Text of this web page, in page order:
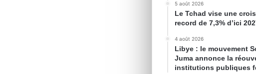
5 août 2026
Le Tchad vise une
record de 7,3% d’ici
4 août 2026
Libye : le mouvement
Juma annonce la
institutions publiques